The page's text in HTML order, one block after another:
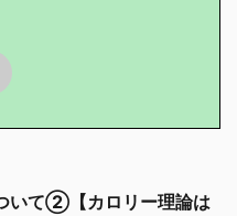
いて②【カロリー理論は